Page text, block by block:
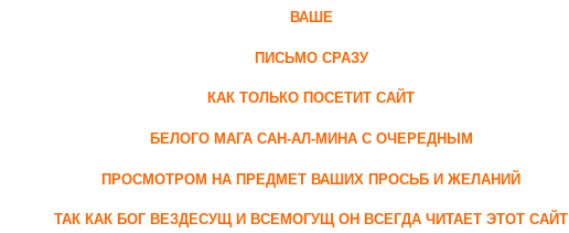
ВАШЕ
ПИСЬМО СРАЗУ
КАК ТОЛЬКО ПОСЕТИТ САЙТ
БЕЛОГО МАГА САН-АЛ-МИНА С ОЧЕРЕДНЫМ
ПРОСМОТРОМ НА ПРЕДМЕТ ВАШИХ ПРОСЬБ И ЖЕЛАНИЙ
ТАК КАК БОГ ВЕЗДЕСУЩ И ВСЕМОГУЩ ОН ВСЕГДА ЧИТАЕТ ЭТОТ САЙТ